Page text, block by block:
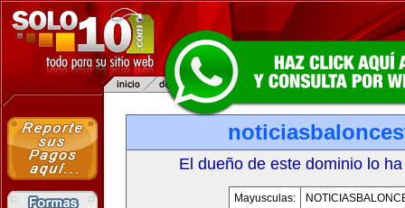
El dueño de este dominio lo
Mayusculas: